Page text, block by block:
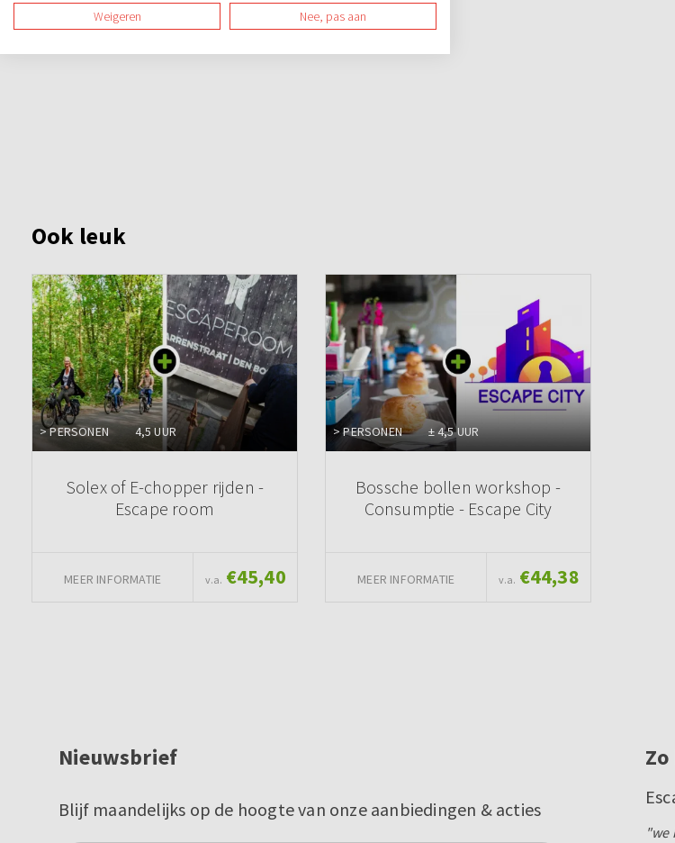
Ook leuk
> PERSONEN 4,5 UUR
Solex of E-chopper rijden -
Escape room
MEER INFORMATIE v.a. €45,40
> PERSONEN ± 4,5 UUR
Bossche bollen workshop -
Consumptie - Escape City
MEER INFORMATIE v.a. €44,38
Nieuwsbrief
Blijf maandelijks op de hoogte van onze aanbiedingen & acties
"we
Weigeren Nee, pas aan